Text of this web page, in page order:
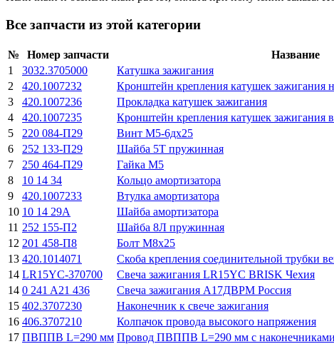
Все запчасти из этой категории
№ Номер запчасти Название
1
3032.3705000 Катушка зажигания
2
420.1007232 Кронштейн крепления катушек зажигания
3
420.1007236 Прокладка катушек зажигания
4
420.1007235 Кронштейн крепления катушек зажигания
5
220 084-П29 Винт М5-6дх25
6
252 133-П29 Шайба 5Т пружинная
7
250 464-П29 Гайка М5
8
10 14 34 Кольцо амортизатора
9
420.1007233 Втулка амортизатора
10 10 14 29А Шайба амортизатора
11 252 155-П2 Шайба 8Л пружинная
12 201 458-П8 Болт М8х25
13 420.1014071 Скоба крепления соединительной трубки
14 LR15YC-370700 Свеча зажигания LR15YC BRISK Чехия
14 0 241 A21 436 Свеча зажигания А17ДВРМ Россия
15 402.3707230 Наконечник к свече зажигания
16 406.3707210 Колпачок провода высокого напряжения
17 ПВППВ L=290 мм Провод ПВППВ L=290 мм с наконечниками